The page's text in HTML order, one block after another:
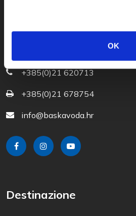
OK
Obala sv. Nikole 31, Baška Voda
+385(0)21 620713
+385(0)21 678754
info@baskavoda.hr
Destinazione